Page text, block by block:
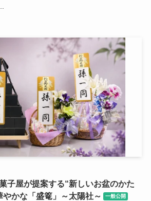
子屋が提案する“新しいお盆のかた
かな「盛篭」～太陽社～
一般公開